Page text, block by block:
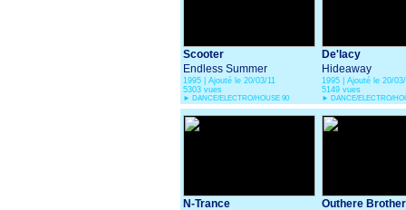
Scooter
Endless Summer
1995 | Ajouté le 20/03/11
5303 vues
► DANCE/ELECTRO/HOUSE 90
De'lacy
Hideaway
1995 | Ajouté le 20/
5149 vues
► DANCE/ELECTRO/
N-Trance
Outhere